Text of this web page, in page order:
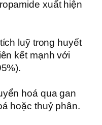
xuất hiện
luỹ trong huyết
kết mạnh với
hoá qua gan
hoặc thuỷ phân.